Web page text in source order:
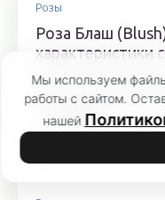
Розы
Роза Блаш
характеристики
Сорт Блаш появился
селекционерам.
выращивать...
Мы используем
работы с сайтом.
нашей